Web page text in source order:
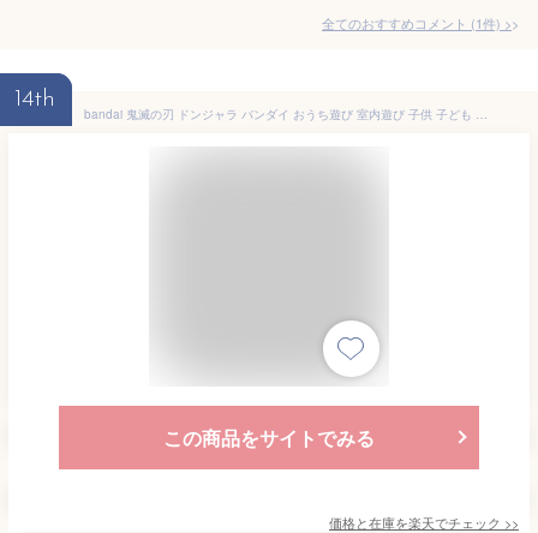
全てのおすすめコメント (1件) >
14th
bandai 鬼滅の刃 ドンジャラ バンダイ おうち遊び 室内遊び 子供 子ども こども 小学生 家で遊べるおもちゃ 男の子のおもちゃ 女の子のおもちゃ おもちゃ 誕プレ 誕生日プレゼント
この商品をサイトでみる
価格と在庫を楽天でチェック >>